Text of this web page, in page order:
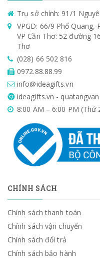
Trụ sở chính: 91/1
VPGD: 66/9 Phổ Quang,
VP Cần Thơ: 52 đường
Thơ
(028) 66 502 816
0972.88.88.99
info@ideagifts.vn
ideagifts.vn -
8:00 AM – 6:00 PM (Thứ
CHÍNH SÁCH
Chính sách thanh toán
Chính sách vận chuyển
Chính sách đổi trả
Chính sách bảo hành